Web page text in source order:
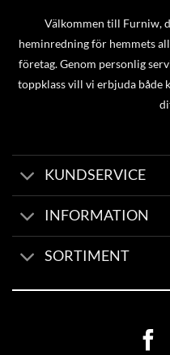
Välkommen till Furniw,
heminredning för hemmets
företag. Genom personlig
toppklass vill vi erbjuda både
KUNDSERVICE
INFORMATION
SORTIMENT